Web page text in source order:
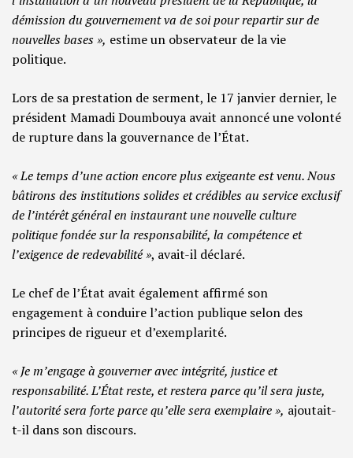
démission du gouvernement va de soi pour repartir sur de
nouvelles bases », estime un observateur de la vie
politique.
Lors de sa prestation de serment, le 17 janvier dernier, le
président Mamadi Doumbouya avait annoncé une volonté
de rupture dans la gouvernance de l’État.
« Le temps d’une action encore plus exigeante est venu. Nous
bâtirons des institutions solides et crédibles au service exclusif
de l’intérêt général en instaurant une nouvelle culture
politique fondée sur la responsabilité, la compétence et
l’exigence de redevabilité », avait-il déclaré.
Le chef de l’État avait également affirmé son
engagement à conduire l’action publique selon des
principes de rigueur et d’exemplarité.
« Je m’engage à gouverner avec intégrité, justice et
responsabilité. L’État reste, et restera parce qu’il sera juste,
l’autorité sera forte parce qu’elle sera exemplaire », ajoutait-
t-il dans son discours.